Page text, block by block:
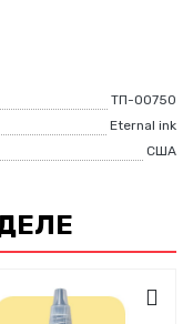
ТП-00750
Eternal ink
США